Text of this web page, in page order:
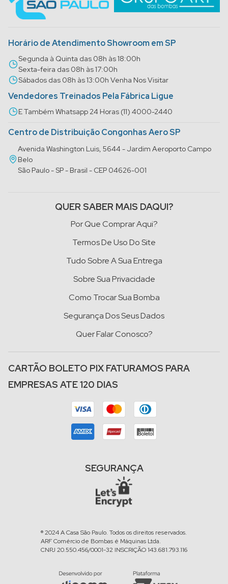
Horário de Atendimento Showroom em SP
Segunda à Quinta das 08h às 18:00h
Sexta-feira das 08h às 17:00h
Sábados das 08h às 13:00h Venha Nos Visitar
Vendedores Treinados Pela Fábrica Ligue
E Também Whatsapp 24 Horas (11) 4000-2440
Centro de Distribuição Congonhas Aero SP
Avenida Washington Luis, 5644 - Jardim Aeroporto Campo
Belo
São Paulo - SP - Brasil - CEP 04626-001
QUER SABER MAIS DAQUI?
Por Que Comprar Aqui?
Termos De Uso Do Site
Tudo Sobre A Sua Entrega
Sobre Sua Privacidade
Como Trocar Sua Bomba
Segurança Dos Seus Dados
Quer Falar Conosco?
CARTÃO BOLETO PIX FATURAMOS PARA
EMPRESAS ATE 120 DIAS
SEGURANÇA
® 2024 A Casa São Paulo. Todos os direitos reservados.
ARF Comércio de Bombas é Máquinas Ltda.
CNPJ 20.550.456/0001-32 INSCRIÇÃO 143.681.793.116